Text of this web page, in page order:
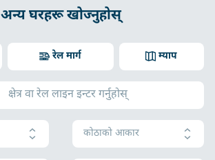
अन्य घरहरू खोज्नुहोस्
म्याप
रेल मार्ग
कोठाको आकार